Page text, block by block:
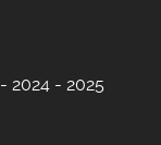
- 2024 - 2025